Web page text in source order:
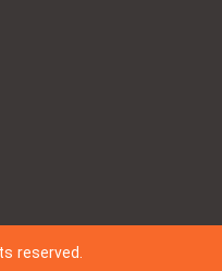
reserved.